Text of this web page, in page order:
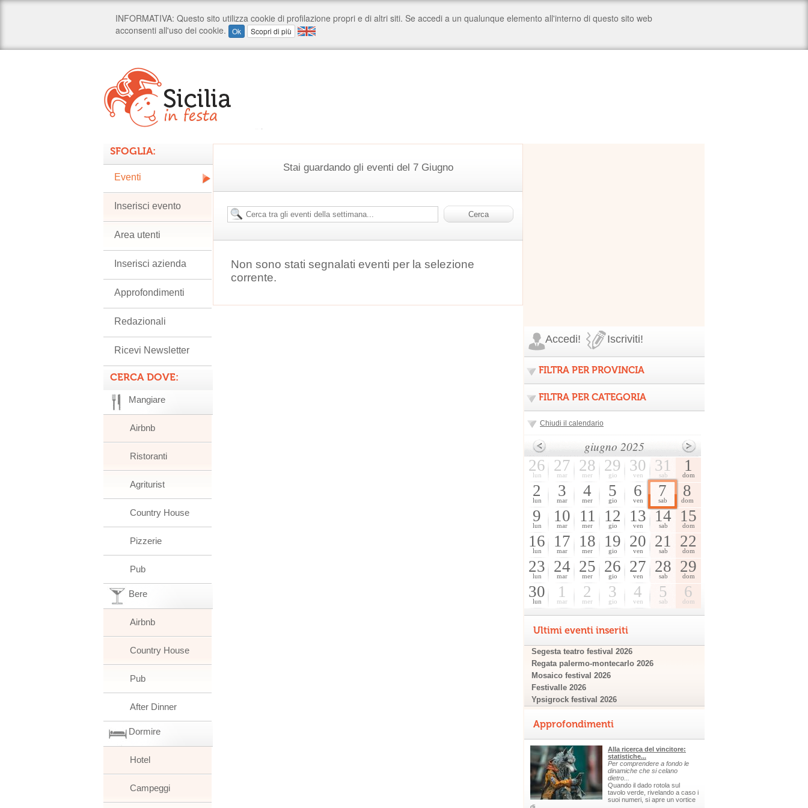
Stai guardando gli eventi del 7 Giugno
Non sono stati segnalati eventi per la selezione
corrente.
SFOGLIA:
Eventi
Inserisci evento
Area utenti
Inserisci azienda
Approfondimenti
Redazionali
Ricevi Newsletter
CERCA DOVE:
Mangiare
Airbnb
Ristoranti
Agriturist
Country House
Pizzerie
Pub
Bere
Airbnb
Country House
Pub
After Dinner
Dormire
Hotel
Campeggi
Accedi! Iscriviti!
FILTRA PER PROVINCIA
FILTRA PER CATEGORIA
Chiudi il calendario
giugno 2025
26
lun
27
mar
28
mer
29
gio
30
ven
31
sab
1
dom
2
lun
3
mar
4
mer
5
gio
6
ven
7
sab
8
dom
9
lun
10
mar
11
mer
12
gio
13
ven
14
sab
15
dom
16
lun
17
mar
18
mer
19
gio
20
ven
21
sab
22
dom
23
lun
24
mar
25
mer
26
gio
27
ven
28
sab
29
dom
30
lun
1
mar
2
mer
3
gio
4
ven
5
sab
6
dom
Ultimi eventi inseriti
Segesta teatro festival 2026
Regata palermo-montecarlo 2026
Mosaico festival 2026
Festivalle 2026
Ypsigrock festival 2026
Approfondimenti
Alla ricerca del vincitore:
statistiche...
Per comprendere a fondo le
dinamiche che si celano
dietro...
Quando il dado rotola sul
tavolo verde, rivelando a caso i
suoi numeri, si apre un vortice